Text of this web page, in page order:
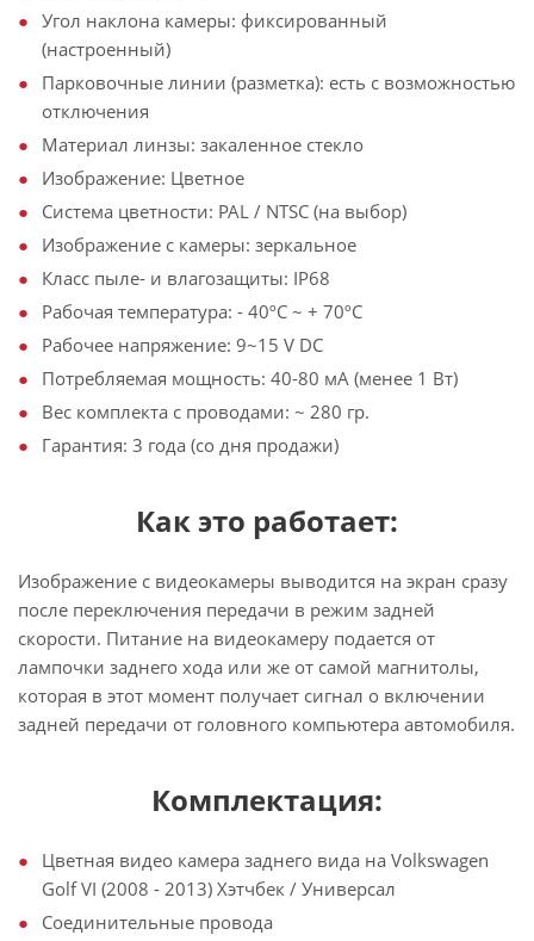
Угол наклона камеры: фиксированный
(настроенный)
Парковочные линии (разметка): есть с возможностью
отключения
Материал линзы: закаленное стекло
Изображение: Цветное
Система цветности: PAL / NTSC (на выбор)
Изображение с камеры: зеркальное
Класс пыле- и влагозащиты: IP68
Рабочая температура: - 40ºС ~ + 70ºС
Рабочее напряжение: 9~15 V DC
Потребляемая мощность: 40-80 мА (менее 1 Вт)
Вес комплекта с проводами: ~ 280 гр.
Гарантия: 3 года (со дня продажи)
Как это работает:
Изображение с видеокамеры выводится на экран сразу
после переключения передачи в режим задней
скорости. Питание на видеокамеру подается от
лампочки заднего хода или же от самой магнитолы,
которая в этот момент получает сигнал о включении
задней передачи от головного компьютера автомобиля.
Комплектация:
Цветная видео камера заднего вида на Volkswagen
Golf VI (2008 - 2013) Хэтчбек / Универсал
Соединительные провода